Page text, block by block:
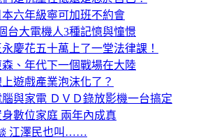
本六年級寧可加班不約會
台大電機人3種記憶與憧憬
永慶花五十萬上了一堂法律課！
森、年代下一個戰場在大陸
遊戲產業泡沫化了？
腦與家電 ＤＶＤ錄放影機一台搞定
身數位家庭 兩年內成真
江澤民也叫……